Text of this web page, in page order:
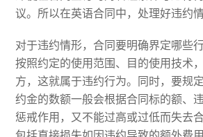
议。所以在英语合同中，处理好违约
对于违约情形，合同要明确界定哪些
按照约定的使用范围、目的使用技术
方，这就属于违约行为。同时，要规
约金的数额一般会根据合同标的额、
惩戒作用，又不能过高或过低而失去